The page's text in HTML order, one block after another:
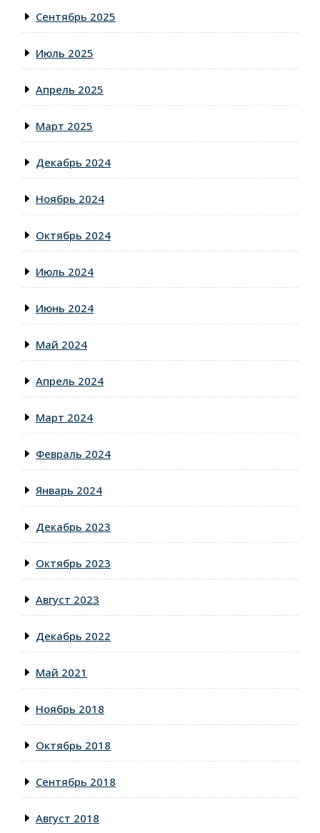
Сентябрь 2025
Июль 2025
Апрель 2025
Март 2025
Декабрь 2024
Ноябрь 2024
Октябрь 2024
Июль 2024
Июнь 2024
Май 2024
Апрель 2024
Март 2024
Февраль 2024
Январь 2024
Декабрь 2023
Октябрь 2023
Август 2023
Декабрь 2022
Май 2021
Ноябрь 2018
Октябрь 2018
Сентябрь 2018
Август 2018